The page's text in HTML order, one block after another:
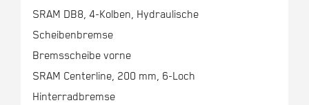
SRAM DB8, 4-Kolben, Hydraulische
Scheibenbremse
Bremsscheibe vorne
SRAM Centerline, 200 mm, 6-Loch
Hinterradbremse